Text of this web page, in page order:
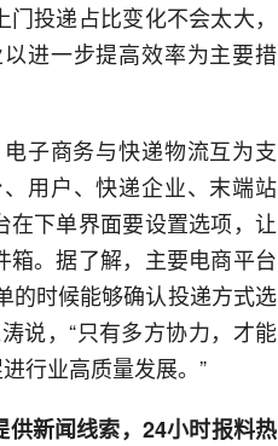
投递占比变化不会太大，
进一步提高效率为主要措
子商务与快递物流互为支
用户、快递企业、末端站
下单界面要设置选项，让
。据了解，主要电商平台
的时候能够确认投递方式选
说，“只有多方协力，才能
行业高质量发展。”
新闻线索，24小时报料热